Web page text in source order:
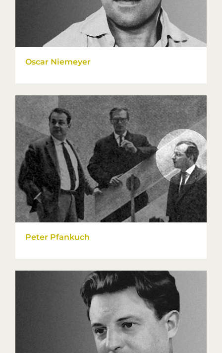
Oscar Niemeyer
Peter Pfankuch